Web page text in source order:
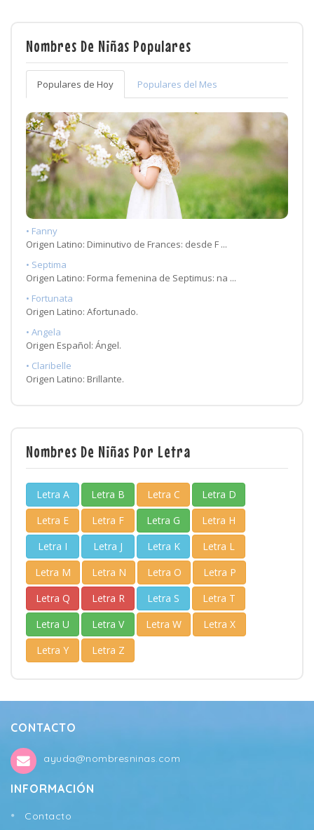
Nombres De Niñas Populares
Populares de Hoy Populares del Mes
• Fanny
Origen Latino: Diminutivo de Frances: desde F ...
• Septima
Origen Latino: Forma femenina de Septimus: na ...
• Fortunata
Origen Latino: Afortunado.
• Angela
Origen Español: Ángel.
• Claribelle
Origen Latino: Brillante.
Nombres De Niñas Por Letra
Letra A Letra B Letra C
Letra D
Letra E
Letra F Letra G
Letra H
Letra I
Letra J Letra K
Letra L
Letra M
Letra N Letra O
Letra P
Letra Q
Letra R Letra S
Letra T
Letra U
Letra V Letra W
Letra X
Letra Y
Letra Z
CONTACTO
ayuda@nombresninas.com
INFORMACIÓN
Contacto